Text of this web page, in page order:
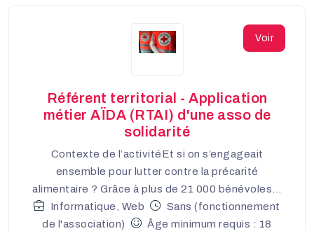
Voir
Référent territorial - Application
métier AÏDA (RTAI) d'une asso de
solidarité
Contexte de l’activitéEt si on s’engageait
ensemble pour lutter contre la précarité
alimentaire ? Grâce à plus de 21 000 bénévoles...
Informatique, Web
Sans (fonctionnement
de l'association)
Âge minimum requis : 18